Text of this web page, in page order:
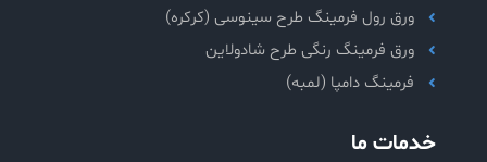
ورق رول فرمینگ طرح سینوسی (کرکره)
ورق فرمینگ رنگی طرح شادولاین
فرمینگ دامپا (لمبه)
خدمات ما